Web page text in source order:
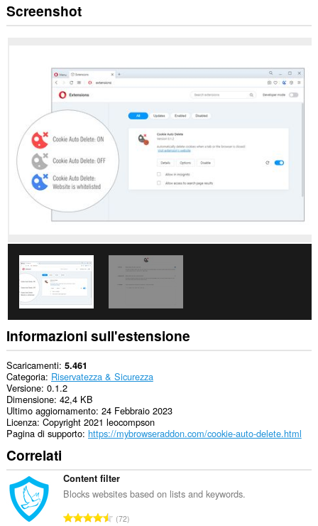
Questa
estensione
web.
Questa
estensione
può
modificare
cookie,
JavaScript
plug-
in
da
parte
dei
siti.
This
extension
can
create
rich
notifications
and
display
them
to
you
Screenshot
Informazioni sull'estensione
Scaricamenti 5.461
Categoria Riservatezza & Sicurezza
Versione 0.1.2
Dimensione 42,4 KB
Ultimo aggiornamento 24 Febbraio 2023
Licenza Copyright 2021 leocompson
Pagina di supporto https://mybrowseraddon.com/cookie-auto-delete.html
Correlati
Content filter
Blocks websites based on lists and keywords.
N72